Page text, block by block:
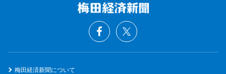
梅田経済新聞について